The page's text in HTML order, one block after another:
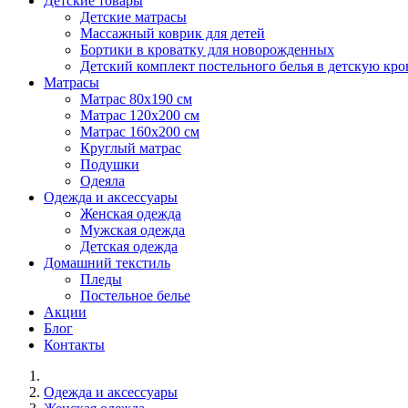
Детские матрасы
Массажный коврик для детей
Бортики в кроватку для новорожденных
Детский комплект постельного белья в детскую
Матрасы
Матрас 80х190 см
Матраc 120х200 см
Матрас 160х200 см
Круглый матрас
Подушки
Одеяла
Одежда и аксессуары
Женская одежда
Мужская одежда
Детская одежда
Домашний текстиль
Пледы
Постельное белье
Акции
Блог
Контакты
Одежда и аксессуары